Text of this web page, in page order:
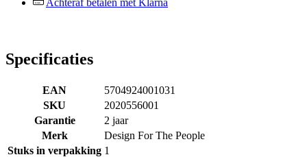
Specificaties
EAN
5704924001031
SKU
2020556001
Garantie
2 jaar
Merk
Design For The People
Stuks in verpakking 1